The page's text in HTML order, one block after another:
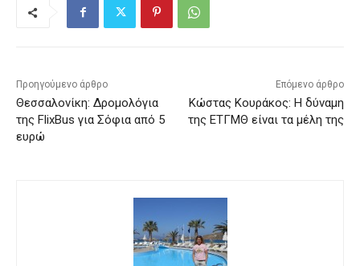
Προηγούμενο άρθρο
Θεσσαλονίκη: Δρομολόγια
της FlixBus για Σόφια από 5
ευρώ
Επόμενο άρθρο
Κώστας Κουράκος: Η δύναμη
της ΕΤΓΜΘ είναι τα μέλη της